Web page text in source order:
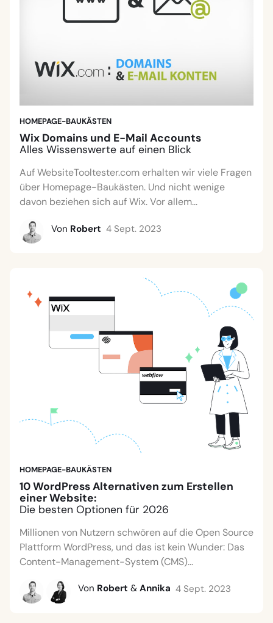
HOMEPAGE-BAUKÄSTEN
Wix Domains und E-Mail Accounts
Alles Wissenswerte auf einen Blick
Auf WebsiteTooltester.com erhalten wir viele Fragen
über Homepage-Baukästen. Und nicht wenige
davon beziehen sich auf Wix. Vor allem...
Von Robert 4 Sept. 2023
HOMEPAGE-BAUKÄSTEN
10 WordPress Alternativen zum Erstellen
einer Website:
Die besten Optionen für 2026
Millionen von Nutzern schwören auf die Open Source
Plattform WordPress, und das ist kein Wunder: Das
Content-Management-System (CMS)...
Von Robert & Annika 4 Sept. 2023